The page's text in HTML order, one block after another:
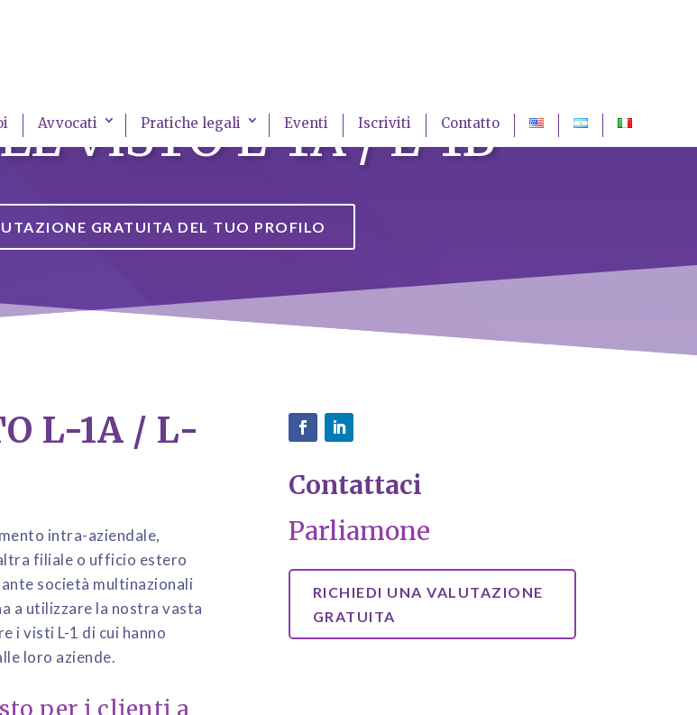
Avvocati Pratiche legali Eventi Iscriviti Contatto
VISTO L-1A / L-1B
GRATUITA DEL TUO PROFILO
L-1A / L-
intra-aziendale,
filiale o ufficio estero
società multinazionali
a utilizzare la nostra vasta
i visti L-1 di cui hanno
loro aziende.
Contattaci
Parliamone
RICHIEDI UNA VALUTAZIONE
GRATUITA